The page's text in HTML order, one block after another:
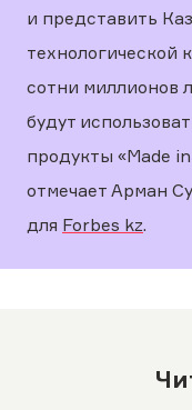
и представить
технологической
сотни миллионов
будут
продукты «Made
отмечает Арман
для Forbes kz.